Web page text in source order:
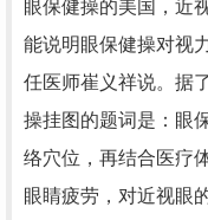
眼保健操的美国，近
能说明眼保健操对视
任医师崔义祥说。据
操挂图的题词是：眼
络穴位，再结合医疗
眼睛疲劳，对近视眼